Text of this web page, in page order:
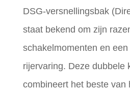
DSG-versnellingsbak
staat bekend om zijn
schakelmomenten en
rijervaring. Deze dubbele
combineert het beste van